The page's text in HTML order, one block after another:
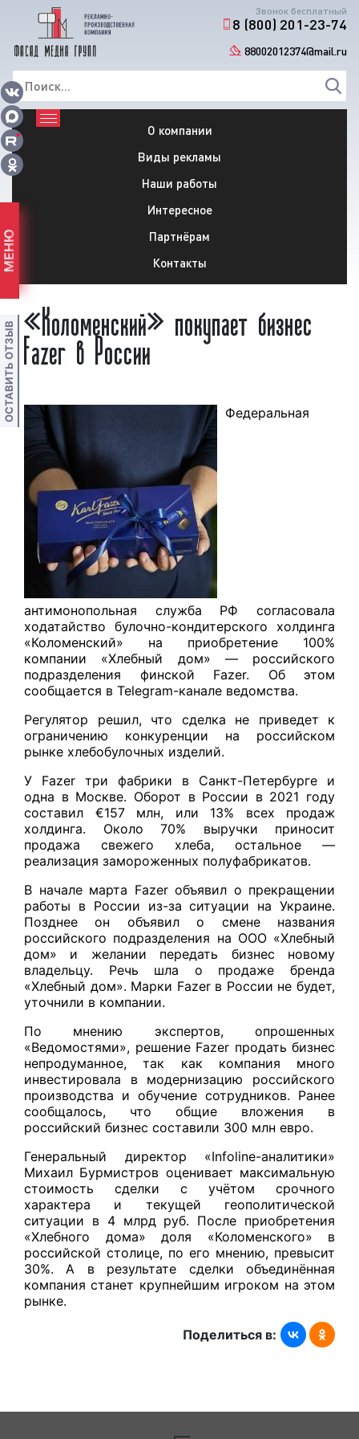
Звонок бесплатный
8 (800) 201-23-74
88002012374@mail.ru
О компании
Виды рекламы
Наши работы
Интересное
Партнёрам
Контакты
«Коломенский» покупает бизнес
Fazer в России
Федеральная
антимонопольная служба РФ согласовала
ходатайство булочно-кондитерского холдинга
«Коломенский» на приобретение 100%
компании «Хлебный дом» — российского
подразделения финской Fazer. Об этом
сообщается в Telegram-канале ведомства.
Регулятор решил, что сделка не приведет к
ограничению конкуренции на российском
рынке хлебобулочных изделий.
У Fazer три фабрики в Санкт-Петербурге и
одна в Москве. Оборот в России в 2021 году
составил €157 млн, или 13% всех продаж
холдинга. Около 70% выручки приносит
продажа свежего хлеба, остальное —
реализация замороженных полуфабрикатов.
В начале марта Fazer объявил о прекращении
работы в России из-за ситуации на Украине.
Позднее он объявил о смене названия
российского подразделения на ООО «Хлебный
дом» и желании передать бизнес новому
владельцу. Речь шла о продаже бренда
«Хлебный дом». Марки Fazer в России не будет,
уточнили в компании.
По мнению экспертов, опрошенных
«Ведомостями», решение Fazer продать бизнес
непродуманное, так как компания много
инвестировала в модернизацию российского
производства и обучение сотрудников. Ранее
сообщалось, что общие вложения в
российский бизнес составили 300 млн евро.
Генеральный директор «Infoline-аналитики»
Михаил Бурмистров оценивает максимальную
стоимость сделки с учётом срочного
характера и текущей геополитической
ситуации в 4 млрд руб. После приобретения
«Хлебного дома» доля «Коломенского» в
российской столице, по его мнению, превысит
30%. А в результате сделки объединённая
компания станет крупнейшим игроком на этом
рынке.
Поделиться в:
МЕНЮ
ОСТАВИТЬ ОТЗЫВ